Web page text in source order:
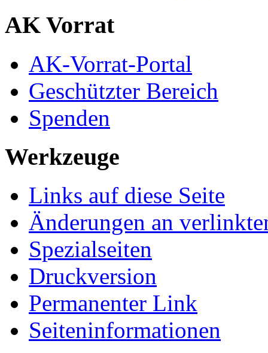
AK Vorrat
AK-Vorrat-Portal
Geschützter Bereich
Spenden
Werkzeuge
Links auf diese Seite
Änderungen an
Spezialseiten
Druckversion
Permanenter Link
Seiten­­informationen